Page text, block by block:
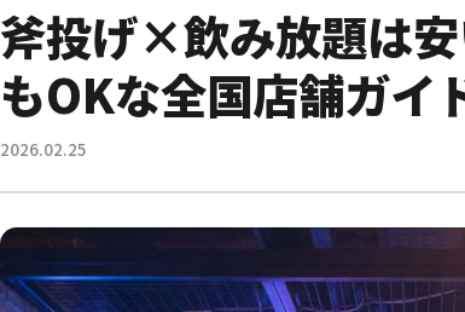
斧投げ×飲み放題は
もOKな全国店舗ガイ
2026.02.25